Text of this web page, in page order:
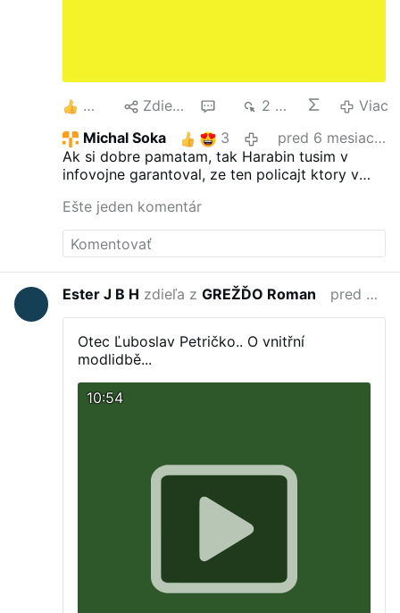
Zdielať 2 tis.
Viac
Michal Soka
3
pred 6 mesiacmi
Ak si dobre pamatam, tak Harabin tusim v
infovojne garantoval, ze ten policajt ktory v
bude sediet. Bolo by to treba Sudr. Harabinovi
pripomenut. Lebo zasa mu po hlave beha len
kandidatura za prezidenta. Za kazdu cenu by
rad poberal dozivotnu rentu.
Ešte jeden komentár
Ester J B H zdieľa zGREŽĎO Roman pred 7 mesiacmi
Otec Ľuboslav Petričko.. O vnitřní
modlidbě...
10:54